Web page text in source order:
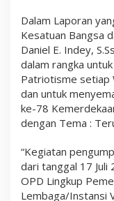
Dalam Laporan
Kesatuan Bangsa
Daniel E. Indey,
dalam rangka
Patriotisme setiap
dan untuk
ke-78
dengan Tema :
“Kegiatan
dari tanggal 17
OPD Lingkup
Lembaga/Instansi